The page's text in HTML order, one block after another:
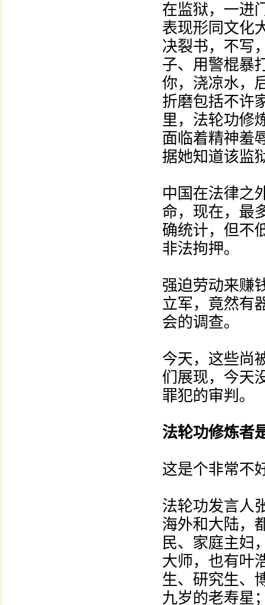
在监狱，一进
表现形同文化
决裂书，不写
子、用警棍暴
你，浇凉水，
折磨包括不许
里，法轮功修
面临着精神羞
据她知道该监
中国在法律之
命，现在，最
确统计，但不
非法拘押。
强迫劳动来赚
立军，竟然有
会的调查。
今天，这些尚
们展现，今天
罪犯的审判。
法轮功修炼者
这是个非常不
法轮功发言人
海外和大陆，
民、家庭主妇
大师，也有叶
生、研究生、
九岁的老寿星